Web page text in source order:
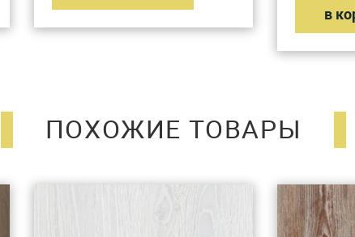
в
ПОХОЖИЕ ТОВАРЫ